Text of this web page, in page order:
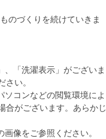
のづくりを続けていきま
「洗濯表示」がございま
さい。
コンなどの閲覧環境によ
合がございます。あらかじ
像をご参照ください。